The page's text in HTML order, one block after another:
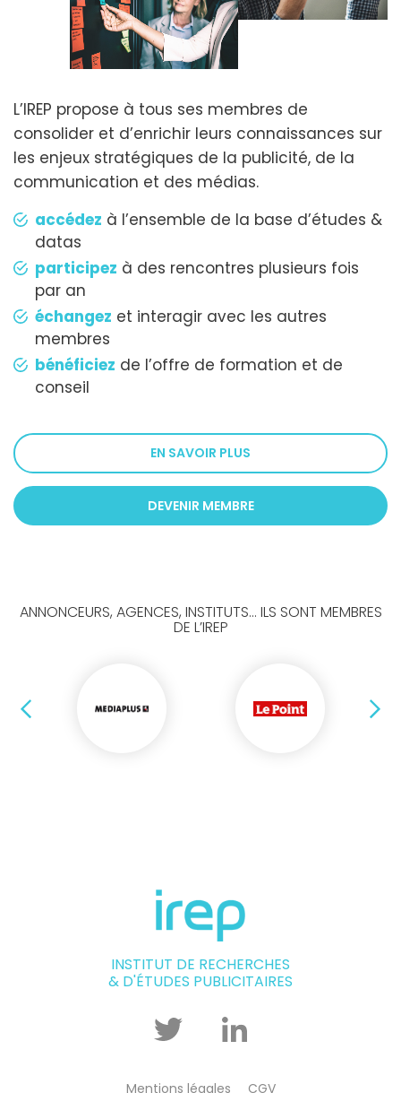
L’IREP propose à tous ses membres de
consolider et d’enrichir leurs connaissances sur
les enjeux stratégiques de la publicité, de la
communication et des médias.
accédez à l’ensemble de la base d’études &
datas
participez à des rencontres plusieurs fois
par an
échangez et interagir avec les autres
membres
bénéficiez de l’offre de formation et de
conseil
EN SAVOIR PLUS
DEVENIR MEMBRE
ANNONCEURS, AGENCES, INSTITUTS... ILS SONT MEMBRES
DE L’IREP
Précédent
INSTITUT DE RECHERCHES
& D'ÉTUDES PUBLICITAIRES
Twitter Linkedin
Mentions légales CGV